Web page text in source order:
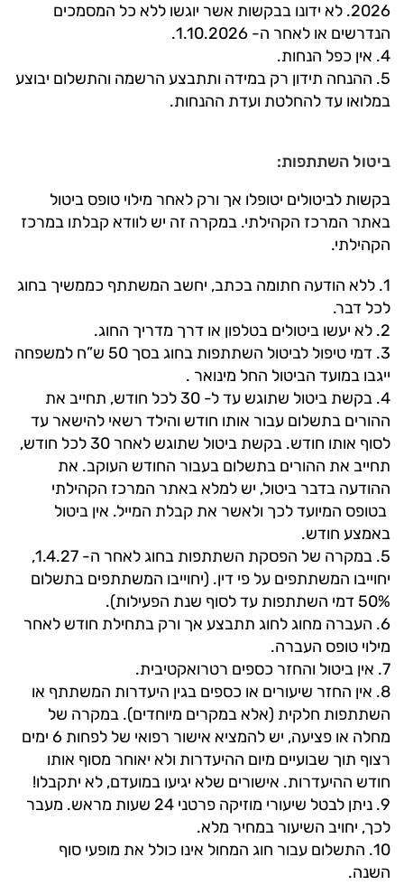
2026. לא ידונו בבקשות אשר יוגשו ללא כל המסמכים
הנדרשים או לאחר ה- 1.10.2026.
4. אין כפל הנחות.
5. ההנחה תידון רק במידה ותתבצע הרשמה והתשלום יבוצע
במלואו עד להחלטת ועדת ההנחות.
ביטול השתתפות:
בקשות לביטולים יטופלו אך ורק לאחר מילוי טופס ביטול
באתר המרכז הקהילתי. במקרה זה יש לוודא קבלתו במרכז
הקהילתי.
1. ללא הודעה חתומה בכתב, יחשב המשתתף כממשיך בחוג
לכל דבר.
2. לא יעשו ביטולים בטלפון או דרך מדריך החוג.
3. דמי טיפול לביטול השתתפות בחוג בסך 50 ש”ח למשפחה
ייגבו במועד הביטול החל מינואר .
4. בקשת ביטול שתוגש עד ל- 30 לכל חודש, תחייב את
ההורים בתשלום עבור אותו חודש והילד רשאי להישאר עד
לסוף אותו חודש. בקשת ביטול שתוגש לאחר 30 לכל חודש,
תחייב את ההורים בתשלום בעבור החודש העוקב. את
ההודעה בדבר ביטול, יש למלא באתר המרכז הקהילתי
בטופס המיועד לכך ולאשר את קבלת המייל. אין ביטול
באמצע חודש.
5. במקרה של הפסקת השתתפות בחוג לאחר ה- 1.4.27,
יחוייבו המשתתפים על פי דין. (יחוייבו המשתתפים בתשלום
50% דמי השתתפות עד לסוף שנת הפעילות).
6. העברה מחוג לחוג תתבצע אך ורק בתחילת חודש לאחר
מילוי טופס העברה.
7. אין ביטול והחזר כספים רטרואקטיבית.
8. אין החזר שיעורים או כספים בגין היעדרות המשתתף או
השתתפות חלקית (אלא במקרים מיוחדים). במקרה של
מחלה או פציעה, יש להמציא אישור רפואי של לפחות 6 ימים
רצוף תוך שבועיים מיום ההיעדרות ולא יאוחר מסוף אותו
חודש ההיעדרות. אישורים שלא יגיעו במועדם, לא יתקבלו!
9. ניתן לבטל שיעורי מוזיקה פרטני 24 שעות מראש. מעבר
לכך, יחויב השיעור במחיר מלא.
10. התשלום עבור חוג המחול אינו כולל את מופעי סוף
השנה.